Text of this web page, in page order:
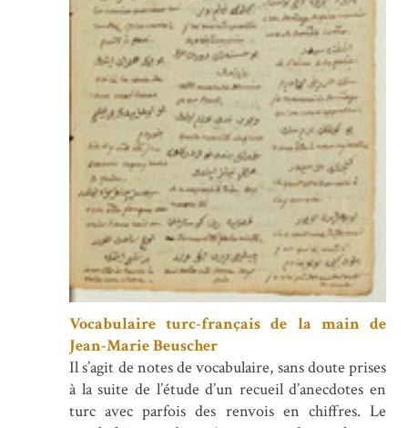
Vocabulaire turc-français de la main de
Jean-Marie Beuscher
Il s’agit de notes de vocabulaire, sans doute prises
à la suite de l’étude d’un recueil d’anecdotes en
turc avec parfois des renvois en chiffres. Le